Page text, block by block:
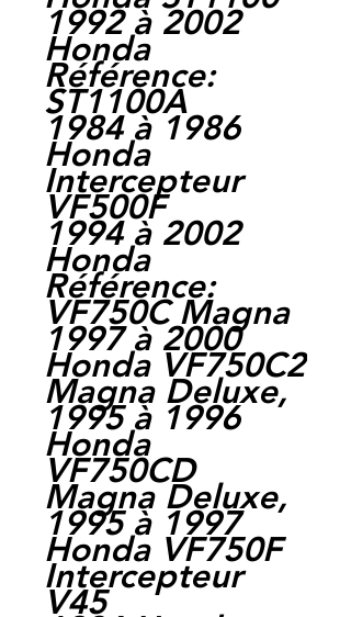
1992 à 2002
Honda
Référence:
ST1100A
1984 à 1986
Honda
Intercepteur
VF500F
1994 à 2002
Honda
Référence:
VF750C Magna
1997 à 2000
Honda VF750C2
Magna Deluxe,
1995 à 1996
Honda
VF750CD
Magna Deluxe,
1995 à 1997
Honda VF750F
Intercepteur
V45